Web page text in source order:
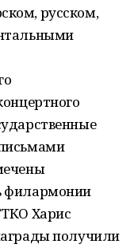
русском,
филармонии
Харис
получили